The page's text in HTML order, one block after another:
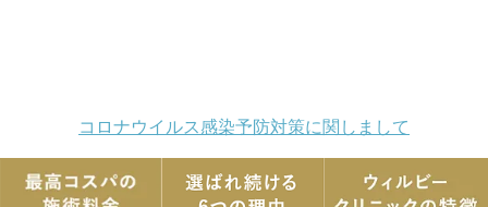
コロナウイルス感染予防対策に関しまして